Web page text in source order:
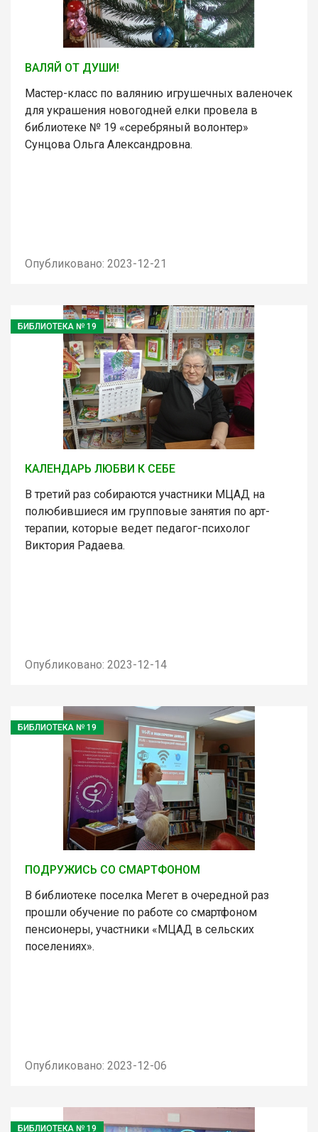
ВАЛЯЙ ОТ ДУШИ!
Мастер-класс по валянию игрушечных валеночек
для украшения новогодней елки провела в
библиотеке № 19 «серебряный волонтер»
Сунцова Ольга Александровна.
Опубликовано: 2023-12-21
БИБЛИОТЕКА № 19
КАЛЕНДАРЬ ЛЮБВИ К СЕБЕ
В третий раз собираются участники МЦАД на
полюбившиеся им групповые занятия по арт-
терапии, которые ведет педагог-психолог
Виктория Радаева.
Опубликовано: 2023-12-14
БИБЛИОТЕКА № 19
ПОДРУЖИСЬ СО СМАРТФОНОМ
В библиотеке поселка Мегет в очередной раз
прошли обучение по работе со смартфоном
пенсионеры, участники «МЦАД в сельских
поселениях».
Опубликовано: 2023-12-06
БИБЛИОТЕКА № 19